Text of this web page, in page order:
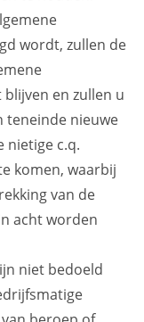
wordt, zullen de
en zullen u
teneinde nieuwe
nietige c.q.
komen, waarbij
van de
acht worden
niet bedoeld